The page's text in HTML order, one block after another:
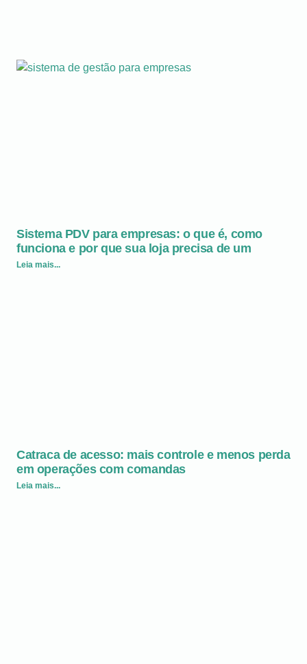
Sistema PDV para empresas: o que é, como
funciona e por que sua loja precisa de um
Leia mais...
Catraca de acesso: mais controle e menos perda
em operações com comandas
Leia mais...